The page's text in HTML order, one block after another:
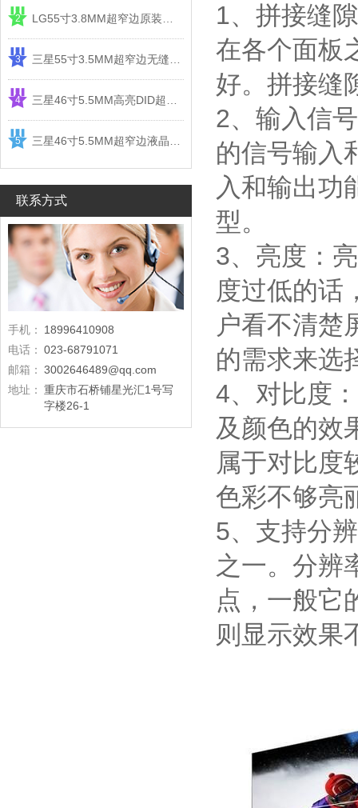
2
3
4
5
联系方式
手机：
18996410908
电话： 023-68791071
邮箱： 3002646489@qq.com
地址： 重庆市石桥铺星光汇1号写
字楼26-1
1、拼接缝
在各个面板
好。拼接缝
2、输入信
的信号输入
入和输出功
型。
3、亮度：
度过低的话
户看不清楚
的需求来选
4、对比度
及颜色的效
属于对比度
色彩不够亮
5、支持分
之一。分辨
点，一般它
则显示效果